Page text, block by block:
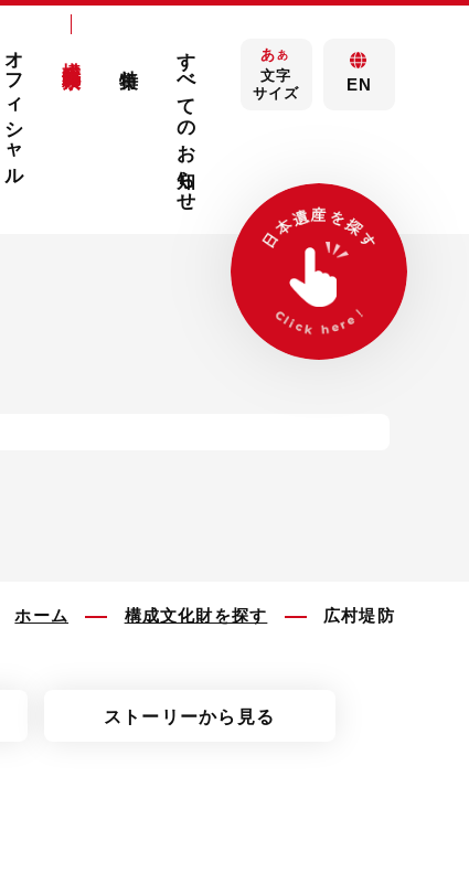
オフィシャル すべてのお知らせ あ あ
文字
サイズ
EN
ホーム 構成文化財を探す 広村堤防
ストーリーから見る